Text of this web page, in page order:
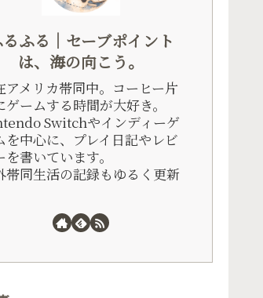
ふる｜セーブポイント
は、海の向こう。
アメリカ帯同中。コーヒー片
ゲームする時間が大好き。
Switchやインディーゲ
を中心に、プレイ日記やレビ
を書いています。
帯同生活の記録もゆるく更新